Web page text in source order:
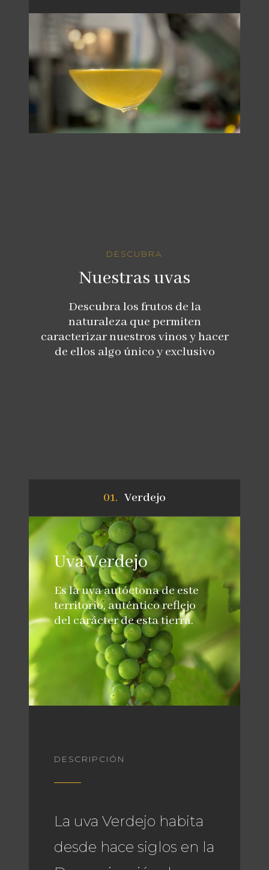
DESCUBRA
Nuestras uvas
Descubra los frutos de la
naturaleza que permiten
caracterizar nuestros vinos y hacer
de ellos algo único y exclusivo
Verdejo
Uva Verdejo
Es la uva autóctona de este
territorio, auténtico reflejo
del carácter de esta tierra.
DESCRIPCIÓN
La uva Verdejo habita
desde hace siglos en la